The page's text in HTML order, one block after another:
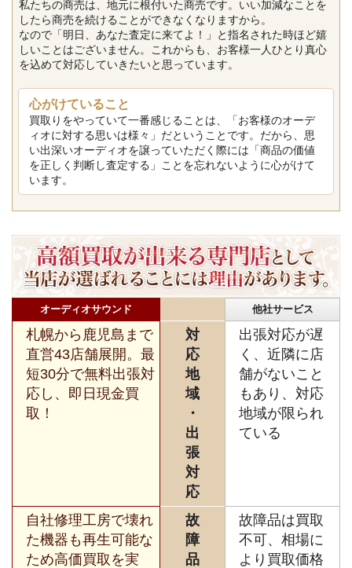
私たちの商売は、地元に根付いた商売です。いい加減なことを
したら商売を続けることができなくなりますから。
なので「明日、あなた査定に来てよ！」と指名された時ほど嬉
しいことはございません。これからも、お客様一人ひとり真心
を込めて対応していきたいと思っています。
心がけていること
買取りをやっていて一番感じることは、「お客様のオーデ
ィオに対する思いは様々」だということです。だから、思
い出深いオーディオを譲っていただく際には「商品の価値
を正しく判断し査定する」ことを忘れないように心がけて
います。
オーディオサウンド 他社サービス
札幌から鹿児島まで
直営43店舗展開。最
短30分で無料出張対
応し、即日現金買
取！
対
応
地
域
・
出
張
対
応
出張対応が遅
く、近隣に店
舗がないこと
もあり、対応
地域が限られ
ている
自社修理工房で壊れ
た機器も再生可能な
ため高価買取を実
故
障
品
故障品は買取
不可、相場に
より買取価格